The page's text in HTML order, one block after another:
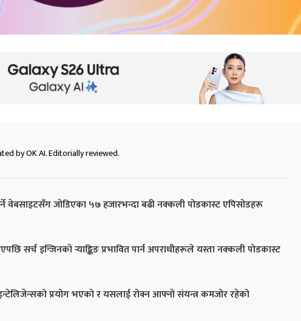
by OK AI. Editorially reviewed.
वेबसाइटसँग जोडिएका ५७ हजारभन्दा बढी नक्कली पोडकास्ट एपिसोडहरू
सर्च इन्जिनको र्‍याङ्किङ प्रभावित पार्न अपराधीहरूले यस्ता नक्कली पोडकास्ट
प्रयोग भएको र यसलाई रोक्न आफ्नो संयन्त्र कमजोर रहेको